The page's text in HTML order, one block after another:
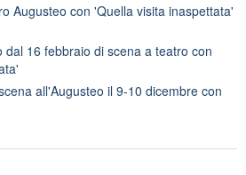
Augusteo con 'Quella visita inaspettata'
dal 16 febbraio di scena a teatro con
all'Augusteo il 9-10 dicembre con